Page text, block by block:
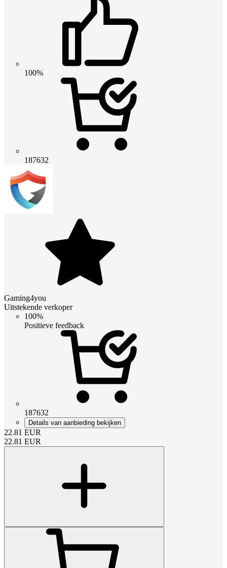
100%
187632
Gaming4you
Uitstekende verkoper
100%
Positieve feedback
187632
Details van aanbieding bekijken
22.81 EUR
22.81 EUR